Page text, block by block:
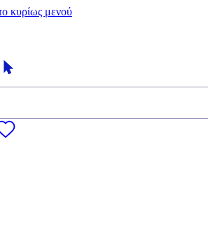
κυρίως μενού